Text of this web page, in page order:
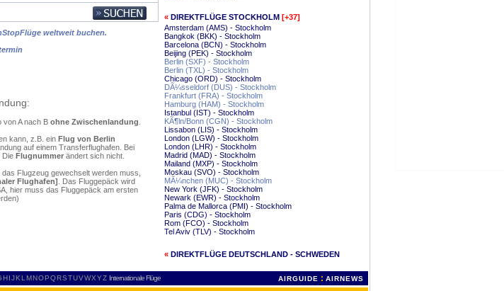
weltweit buchen.
von A nach B ohne Zwischenlandung
kann, z.B. ein Flug von Berlin
auf einem Transferflughafen. Bei
Die Flugnummer ändert sich nicht.
Flugzeug gewechselt werden muss,
Flughafen] . Das Fluggepäck wird
hier muss das Fluggepäck am ersten
« DIREKTFLÜGE STOCKHOLM [+37]
Amsterdam (AMS) - Stockholm
Bangkok (BKK) - Stockholm
Barcelona (BCN) - Stockholm
Beijing (PEK) - Stockholm
Berlin (SXF) - Stockholm
Berlin (TXL) - Stockholm
Chicago (ORD) - Stockholm
DÃ¼sseldorf (DUS) - Stockholm
Frankfurt (FRA) - Stockholm
Hamburg (HAM) - Stockholm
Istanbul (IST) - Stockholm
KÃ¶ln/Bonn (CGN) - Stockholm
Lissabon (LIS) - Stockholm
London (LGW) - Stockholm
London (LHR) - Stockholm
Madrid (MAD) - Stockholm
Mailand (MXP) - Stockholm
Moskau (SVO) - Stockholm
MÃ¼nchen (MUC) - Stockholm
New York (JFK) - Stockholm
Newark (EWR) - Stockholm
Palma de Mallorca (PMI) - Stockholm
Paris (CDG) - Stockholm
Rom (FCO) - Stockholm
Tel Aviv (TLV) - Stockholm
« DIREKTFLÜGE DEUTSCHLAND - SCHWEDEN
H IJKL MNOPQRSTUVWXYZ Internationale Flüge AIRGUIDE : AIRNEWS